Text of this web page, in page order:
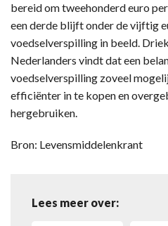
bereid om tweehonderd euro
een derde blijft onder de vijftig
voedselverspilling in beeld.
Nederlanders vindt dat een
voedselverspilling zoveel
efficiënter in te kopen en
hergebruiken.
Bron: Levensmiddelenkrant
Lees meer over: